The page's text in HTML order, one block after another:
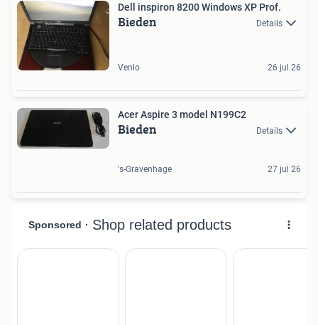
Dell inspiron 8200 Windows XP Prof.
Bieden Details
Venlo 26 jul 26
Acer Aspire 3 model N199C2
Bieden Details
's-Gravenhage 27 jul 26